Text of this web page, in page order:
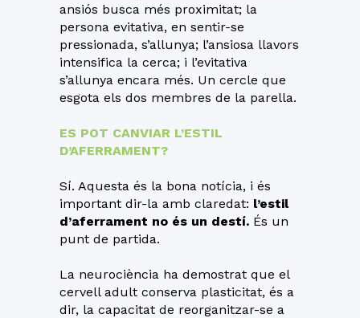
ansiós busca més proximitat; la
persona evitativa, en sentir-se
pressionada, s’allunya; l’ansiosa llavors
intensifica la cerca; i l’evitativa
s’allunya encara més. Un cercle que
esgota els dos membres de la parella.
ES POT CANVIAR L’ESTIL
D’AFERRAMENT?
Sí. Aquesta és la bona notícia, i és
important dir-la amb claredat: l’estil
d’aferrament no és un destí. És un
punt de partida.
La neurociència ha demostrat que el
cervell adult conserva plasticitat, és a
dir, la capacitat de reorganitzar-se a